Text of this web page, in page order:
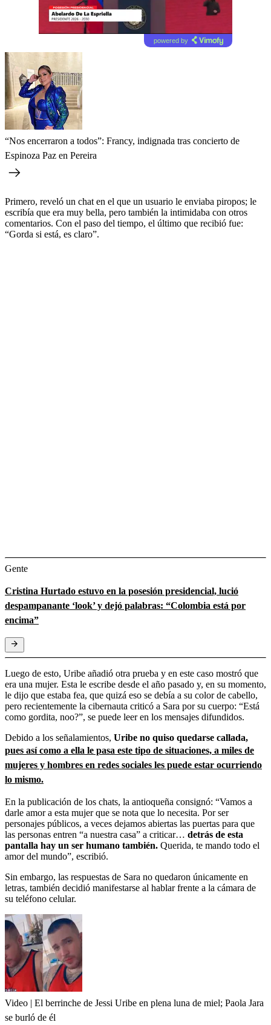
powered by
“Nos encerraron a todos”: Francy, indignada tras concierto de
Espinoza Paz en Pereira
Primero, reveló un chat en el que un usuario le enviaba piropos; le
escribía que era muy bella, pero también la intimidaba con otros
comentarios. Con el paso del tiempo, el último que recibió fue:
“Gorda si está, es claro”.
Gente
Cristina Hurtado estuvo en la posesión presidencial, lució
despampanante ‘look’ y dejó palabras: “Colombia está por
encima”
Luego de esto, Uribe añadió otra prueba y en este caso mostró que
era una mujer. Esta le escribe desde el año pasado y, en su momento,
le dijo que estaba fea, que quizá eso se debía a su color de cabello,
pero recientemente la cibernauta criticó a Sara por su cuerpo: “Está
como gordita, noo?”, se puede leer en los mensajes difundidos.
Debido a los señalamientos, Uribe no quiso quedarse callada,
pues así como a ella le pasa este tipo de situaciones, a miles de
mujeres y hombres en redes sociales les puede estar ocurriendo
lo mismo.
En la publicación de los chats, la antioqueña consignó: “Vamos a
darle amor a esta mujer que se nota que lo necesita. Por ser
personajes públicos, a veces dejamos abiertas las puertas para que
las personas entren “a nuestra casa” a criticar… detrás de esta
pantalla hay un ser humano también. Querida, te mando todo el
amor del mundo”, escribió.
Sin embargo, las respuestas de Sara no quedaron únicamente en
letras, también decidió manifestarse al hablar frente a la cámara de
su teléfono celular.
Video | El berrinche de Jessi Uribe en plena luna de miel; Paola Jara
se burló de él